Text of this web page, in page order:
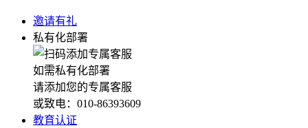
邀请有礼
私有化部署
如需私有化部署
请添加您的专属客服
或致电：010-86393609
教育认证